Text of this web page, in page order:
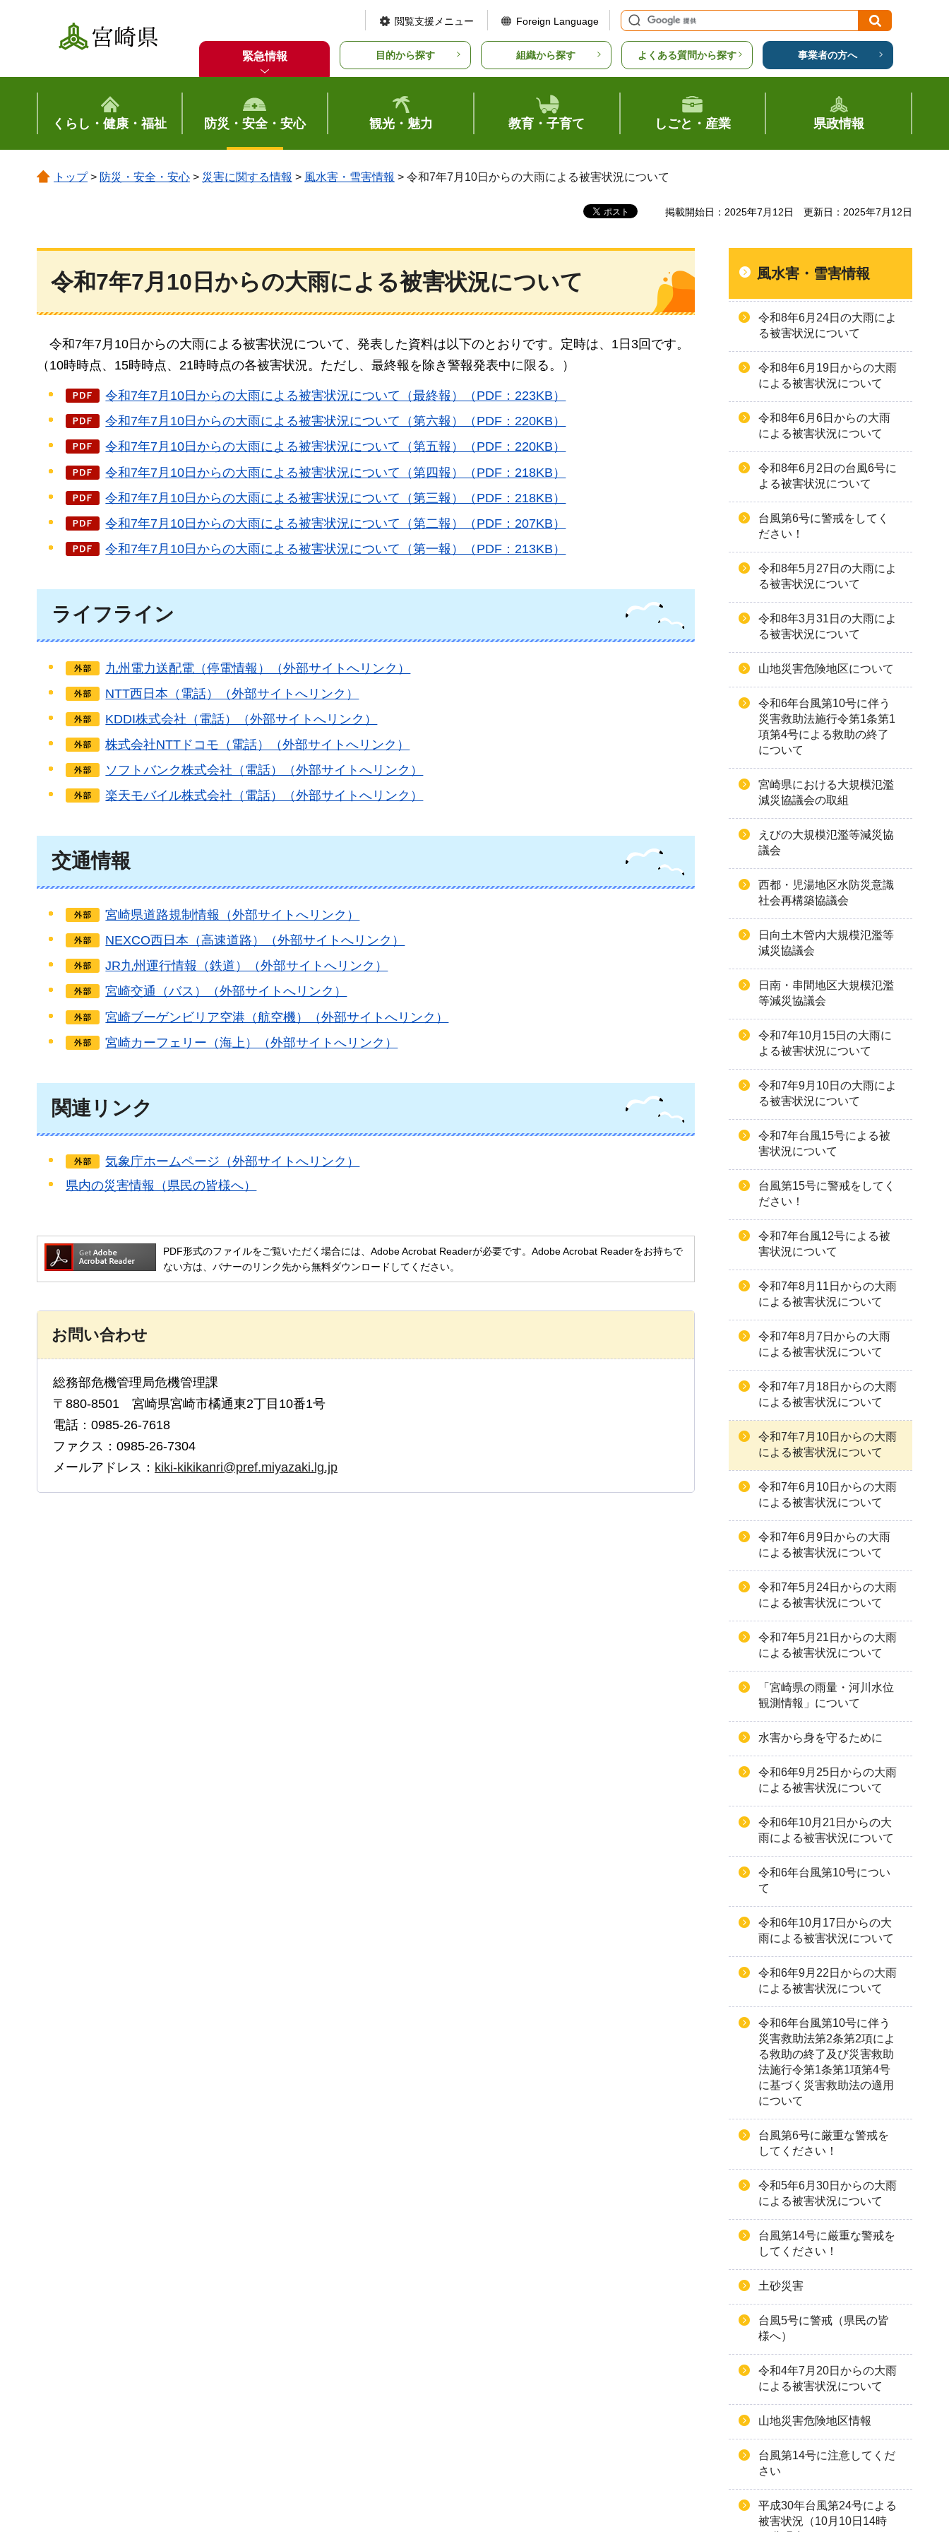
宮崎県
閲覧支援メニュー Foreign Language
緊急情報 目的から探す 組織から探す よくある質問から探す 事業者の方へ
くらし・健康・福祉 防災・安全・安心 観光・魅力 教育・子育て しごと・産業 県政情報
トップ> 防災・安全・安心 > 災害に関する情報 > 風水害・雪害情報 > 令和7年7月10日からの大雨による被害状況について
掲載開始日：2025年7月12日 更新日：2025年7月12日
令和7年7月10日からの大雨による被害状況について
令和7年7 月10日からの大雨による被害状況について、発表した資料は以下のとおりです。定時は、1日3回です。
（10時時点、15時時点、21時時点の各被害状況。ただし、最終報を除き警報発表中に限る。）
令和7年7月10日からの大雨による被害状況について（最終報）（PDF：223KB）
令和7年7月10日からの大雨による被害状況について（第六報）（PDF：220KB）
令和7年7月10日からの大雨による被害状況について（第五報）（PDF：220KB）
令和7年7月10日からの大雨による被害状況について（第四報）（PDF：218KB）
令和7年7月10日からの大雨による被害状況について（第三報）（PDF：218KB）
令和7年7月10日からの大雨による被害状況について（第二報）（PDF：207KB）
令和7年7月10日からの大雨による被害状況について（第一報）（PDF：213KB）
ライフライン
九州電力送配電（停電情報）（外部サイトへリンク）
NTT西日本（電話）（外部サイトへリンク）
KDDI株式会社（電話）（外部サイトへリンク）
株式会社NTTドコモ（電話）（外部サイトへリンク）
ソフトバンク株式会社（電話）（外部サイトへリンク）
楽天モバイル株式会社（電話）（外部サイトへリンク）
交通情報
宮崎県道路規制情報（外部サイトへリンク）
NEXCO西日本（高速道路）（外部サイトへリンク）
JR九州運行情報（鉄道）（外部サイトへリンク）
宮崎交通（バス）（外部サイトへリンク）
宮崎ブーゲンビリア空港（航空機）（外部サイトへリンク）
宮崎カーフェリー（海上）（外部サイトへリンク）
関連リンク
気象庁ホームページ（外部サイトへリンク）
県内の災害情報（県民の皆様へ）
PDF形式のファイルをご覧いただく場合には、Adobe Acrobat Readerが必要です。Adobe Acrobat Readerをお持ちで
ない方は、バナーのリンク先から無料ダウンロードしてください。
お問い合わせ
総務部危機管理局危機管理課
〒880-8501 宮崎県宮崎市橘通東2丁目10番1号
電話：0985-26-7618
ファクス：0985-26-7304
メールアドレス： kiki-kikikanri@pref.miyazaki.lg.jp
風水害・雪害情報
令和8年6月24日の大雨によ
る被害状況について
令和8年6月19日からの大雨
による被害状況について
令和8年6月6日からの大雨
による被害状況について
令和8年6月2日の台風6号に
よる被害状況について
台風第6号に警戒をしてく
ださい！
令和8年5月27日の大雨によ
る被害状況について
令和8年3月31日の大雨によ
る被害状況について
山地災害危険地区について
令和6年台風第10号に伴う
災害救助法施行令第1条第1
項第4号による救助の終了
について
宮崎県における大規模氾濫
減災協議会の取組
えびの大規模氾濫等減災協
議会
西都・児湯地区水防災意識
社会再構築協議会
日向土木管内大規模氾濫等
減災協議会
日南・串間地区大規模氾濫
等減災協議会
令和7年10月15日の大雨に
よる被害状況について
令和7年9月10日の大雨によ
る被害状況について
令和7年台風15号による被
害状況について
台風第15号に警戒をしてく
ださい！
令和7年台風12号による被
害状況について
令和7年8月11日からの大雨
による被害状況について
令和7年8月7日からの大雨
による被害状況について
令和7年7月18日からの大雨
による被害状況について
令和7年7月10日からの大雨
による被害状況について
令和7年6月10日からの大雨
による被害状況について
令和7年6月9日からの大雨
による被害状況について
令和7年5月24日からの大雨
による被害状況について
令和7年5月21日からの大雨
による被害状況について
「宮崎県の雨量・河川水位
観測情報」について
水害から身を守るために
令和6年9月25日からの大雨
による被害状況について
令和6年10月21日からの大
雨による被害状況について
令和6年台風第10号につい
て
令和6年10月17日からの大
雨による被害状況について
令和6年9月22日からの大雨
による被害状況について
令和6年台⾵第10号に伴う
災害救助法第2条第2項によ
る救助の終了及び災害救助
法施⾏令第1条第1項第4号
に基づく災害救助法の適⽤
について
台風第6号に厳重な警戒を
してください！
令和5年6月30日からの大雨
による被害状況について
台風第14号に厳重な警戒を
してください！
土砂災害
台風5号に警戒（県民の皆
様へ）
令和4年7月20日からの大雨
による被害状況について
山地災害危険地区情報
台風第14号に注意してくだ
さい
平成30年台風第24号による
被害状況（10月10日14時